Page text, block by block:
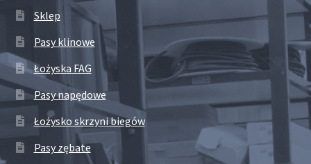
Sklep
Pasy klinowe
Łożyska FAG
Pasy napędowe
Łożysko skrzyni biegów
Pasy zębate